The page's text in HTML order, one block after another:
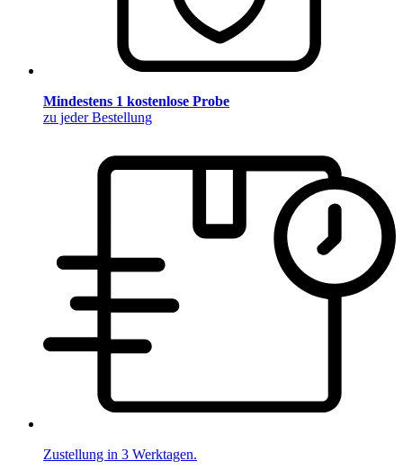
Mindestens 1 kostenlose Probe
zu jeder Bestellung
Zustellung in 3 Werktagen.